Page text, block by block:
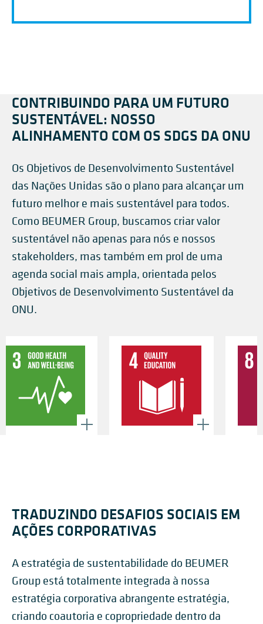
CONTRIBUINDO PARA UM FUTURO
SUSTENTÁVEL: NOSSO
ALINHAMENTO COM OS SDGS DA ONU
Os Objetivos de Desenvolvimento Sustentável
das Nações Unidas são o plano para alcançar um
futuro melhor e mais sustentável para todos.
Como BEUMER Group, buscamos criar valor
sustentável não apenas para nós e nossos
stakeholders, mas também em prol de uma
agenda social mais ampla, orientada pelos
Objetivos de Desenvolvimento Sustentável da
ONU.
TRADUZINDO DESAFIOS SOCIAIS EM
AÇÕES CORPORATIVAS
A estratégia de sustentabilidade do BEUMER
Group está totalmente integrada à nossa
estratégia corporativa abrangente estratégia,
criando coautoria e copropriedade dentro da